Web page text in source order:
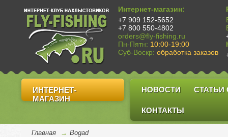
Интернет-магазин:
+7 909 152-5652
+7 800 550-4802
orders@fly-fishing.ru
Пн-Пятн: 10:00-19:00
Суб-Воскр: обработка заказов
ИНТЕРНЕТ-
МАГАЗИН
НОВОСТИ СТАТЬИ
КОНТАКТЫ
Главная → Bogad